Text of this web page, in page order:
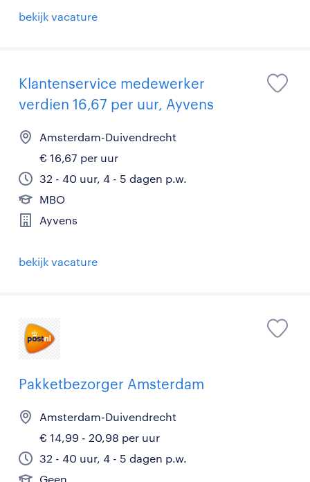
bekijk vacature
Klantenservice medewerker
verdien 16,67 per uur, Ayvens
Amsterdam-Duivendrecht
€ 16,67 per uur
32 - 40 uur, 4 - 5 dagen p.w.
MBO
Ayvens
bekijk vacature
Pakketbezorger Amsterdam
Amsterdam-Duivendrecht
€ 14,99 - 20,98 per uur
32 - 40 uur, 4 - 5 dagen p.w.
Geen